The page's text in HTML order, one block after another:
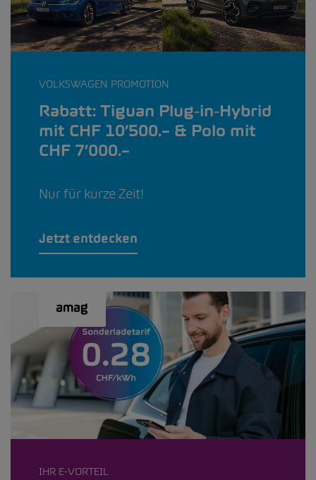
VOLKSWAGEN PROMOTION
Rabatt: Tiguan Plug‑in‑Hybrid
mit CHF 10’500.– & Polo mit
CHF 7’000.–
Nur für kurze Zeit!
Jetzt entdecken
IHR E-VORTEIL